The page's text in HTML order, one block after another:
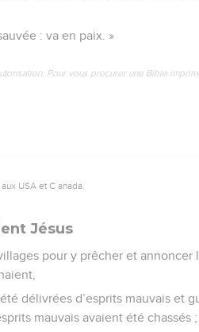
: va en paix. »
Pour vous procurer une Bible
USA et C anada.
Jésus
pour y prêcher et
délivrées d’esprits mauvais et
mauvais avaient été chassés ;